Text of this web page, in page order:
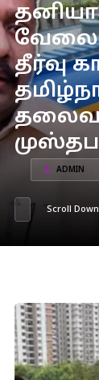
வேலை
தீர்வு
ADMIN
Scroll